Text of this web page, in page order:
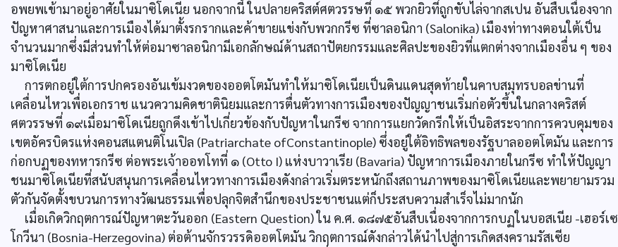
อพยพเข้ามาอยู่อาศัยในมาซิโดเนีย นอกจากนี้ ในปลายคริสต์ศตวรรษที่ ๑๕ พวกยิวที่ถูกขับไล่จากสเปน อันสืบเนื่องจาก
ปัญหาศาสนาและการเมืองได้มาตั้งรกรากและค้าขายแข่งกับพวกกรีซ ที่ซาลอนิกา (Salonika) เมืองท่าทางตอนใต้เป็น
จำนวนมากซึ่งมีส่วนทำให้ต่อมาซาลอนิกามีเอกลักษณ์ด้านสถาปัตยกรรมและศิลปะของยิวที่แตกต่างจากเมืองอื่น ๆ ของ
มาซิโดเนีย
การตกอยู่ใต้การปกครองอันเข้มงวดของออตโตมันทำให้มาซิโดเนียเป็นดินแดนสุดท้ายในคาบสมุทรบอลข่านที่
เคลื่อนไหวเพื่อเอกราช แนวความคิดชาตินิยมและการตื่นตัวทางการเมืองของปัญญาชนเริ่มก่อตัวขึ้นในกลางคริสต์
ศตวรรษที่ ๑๙เมื่อมาซิโดเนียถูกดึงเข้าไปเกี่ยวข้องกับปัญหาในกรีซ จากการแยกวัดกรีกให้เป็นอิสระจากการควบคุมของ
เขตอัครบิดรแห่งคอนสแตนติโนเปิล (Patriarchate ofConstantinople) ซึ่งอยู่ใต้อิทธิพลของรัฐบาลออตโตมัน และการ
ก่อกบฏของทหารกรีซ ต่อพระเจ้าออทโทที่ ๑ (Otto I) แห่งบาวาเรีย (Bavaria) ปัญหาการเมืองภายในกรีซ ทำให้ปัญญา
ชนมาซิโดเนียที่สนับสนุนการเคลื่อนไหวทางการเมืองดังกล่าวเริ่มตระหนักถึงสถานภาพของมาซิโดเนียและพยายามรวม
ตัวกันจัดตั้งขบวนการทางวัฒนธรรมเพื่อปลุกจิตสำนึกของประชาชนแต่ก็ประสบความสำเร็จไม่มากนัก
เมื่อเกิดวิกฤตการณ์ปัญหาตะวันออก (Eastern Question) ใน ค.ศ. ๑๘๗๕อันสืบเนื่องจากการกบฏในบอสเนีย -เฮอร์เซ
โกวีนา (Bosnia-Herzegovina) ต่อต้านจักรวรรดิออตโตมัน วิกฤตการณ์ดังกล่าวได้นำไปสู่การเกิดสงครามรัสเซีย